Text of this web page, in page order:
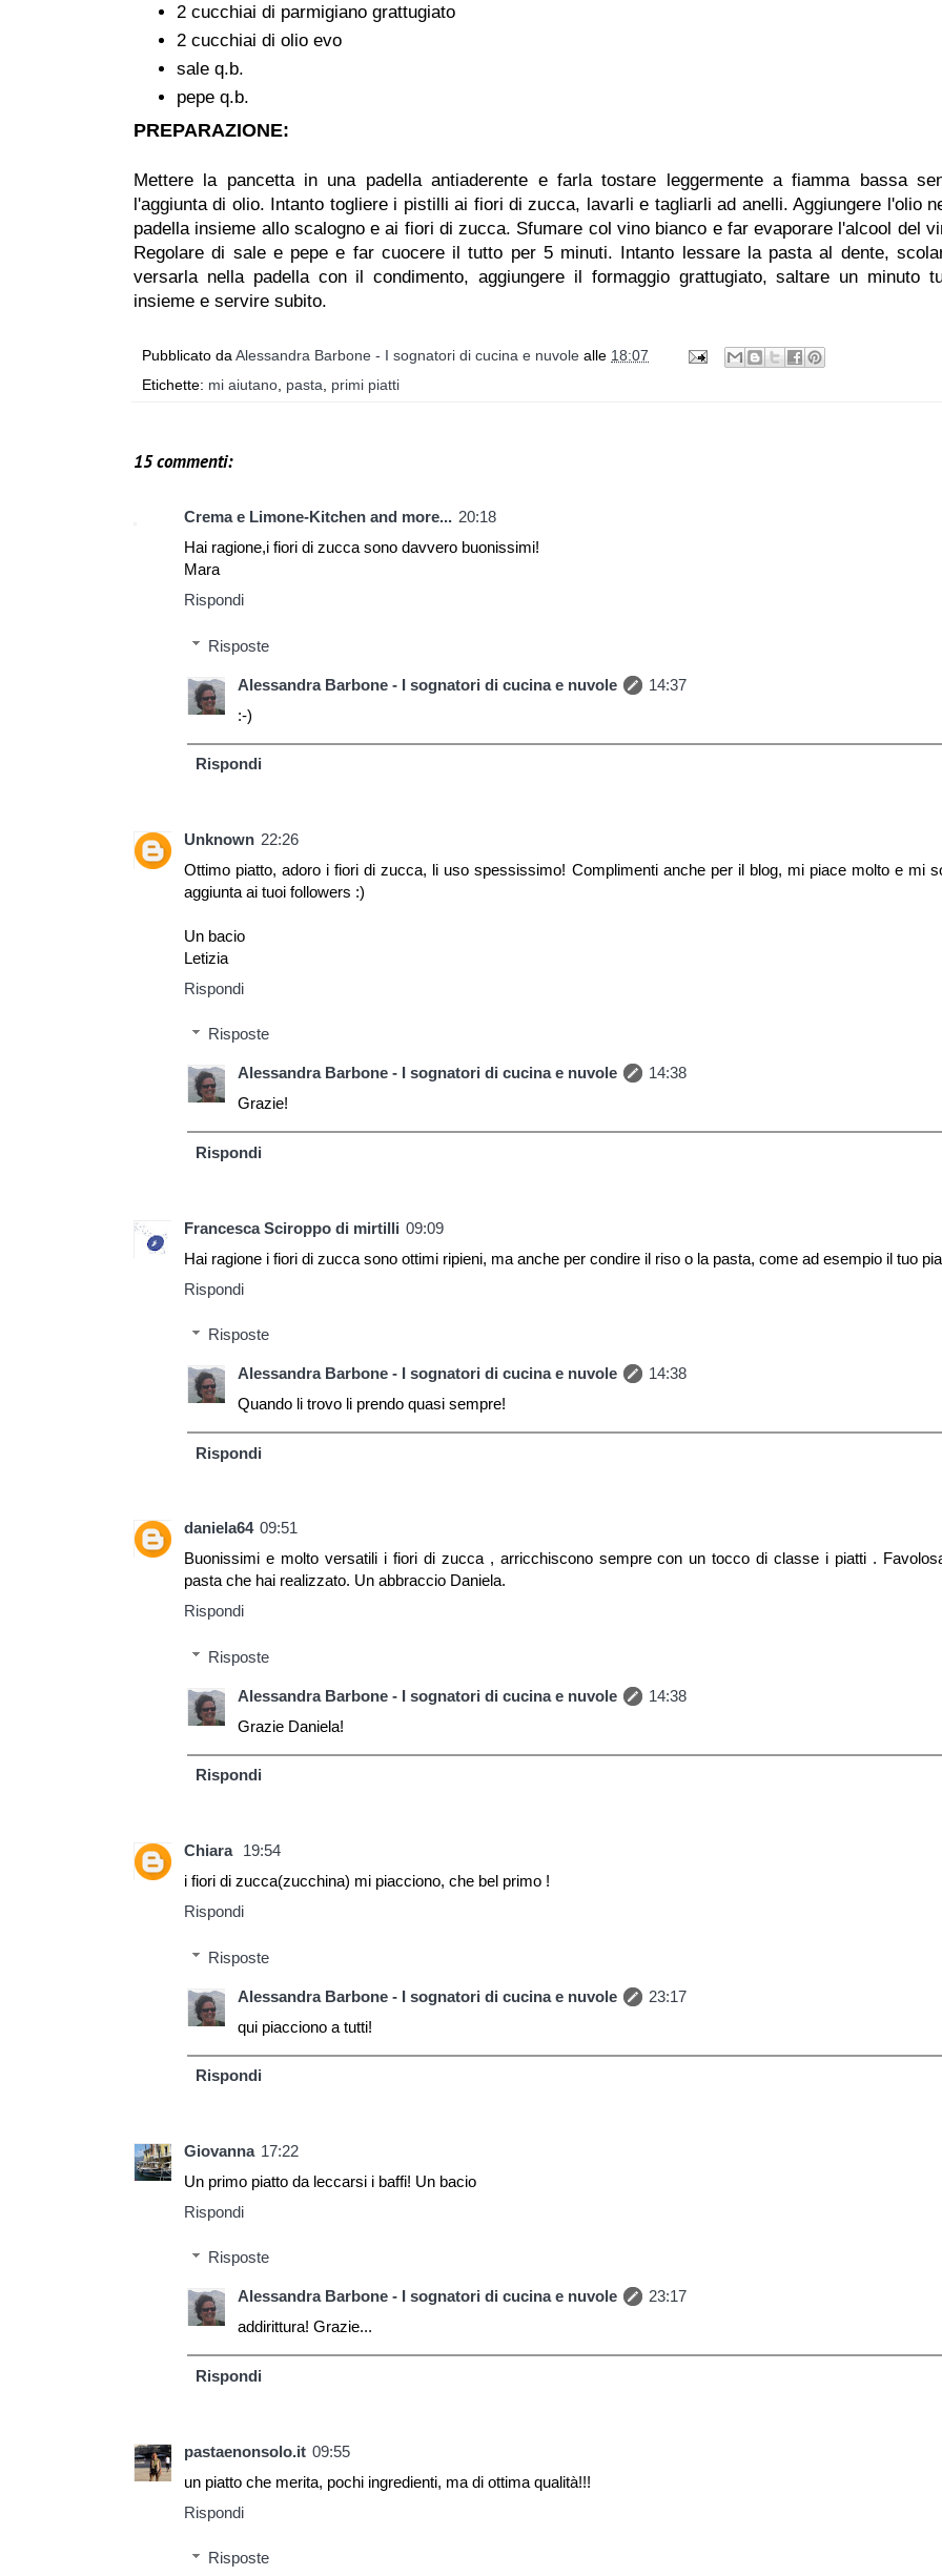
2 cucchiai di parmigiano grattugiato
2 cucchiai di olio evo
sale q.b.
pepe q.b.
PREPARAZIONE:
Mettere la pancetta in una padella antiaderente e farla tostare leggermente a fiamma bassa
l'aggiunta di olio. Intanto togliere i pistilli ai fiori di zucca, lavarli e tagliarli ad anelli. Aggiungere l'olio
padella insieme allo scalogno e ai fiori di zucca. Sfumare col vino bianco e far evaporare l'alcool del
Regolare di sale e pepe e far cuocere il tutto per 5 minuti. Intanto lessare la pasta al dente,
versarla nella padella con il condimento, aggiungere il formaggio grattugiato, saltare un minuto
insieme e servire subito.
Pubblicato da Alessandra Barbone - I sognatori di cucina e nuvole alle 18:07
Etichette: mi aiutano, pasta, primi piatti
15 commenti:
Crema e Limone-Kitchen and more... 20:18
Hai ragione,i fiori di zucca sono davvero buonissimi!
Mara
Rispondi
Risposte
Alessandra Barbone - I sognatori di cucina e nuvole
14:37
:-)
Rispondi
Unknown 22:26
Ottimo piatto, adoro i fiori di zucca, li uso spessissimo! Complimenti anche per il blog, mi piace molto e mi
aggiunta ai tuoi followers :)
Un bacio
Letizia
Rispondi
Risposte
Alessandra Barbone - I sognatori di cucina e nuvole
14:38
Grazie!
Rispondi
Francesca Sciroppo di mirtilli 09:09
Hai ragione i fiori di zucca sono ottimi ripieni, ma anche per condire il riso o la pasta, come ad esempio il tuo
Rispondi
Risposte
Alessandra Barbone - I sognatori di cucina e nuvole
14:38
Quando li trovo li prendo quasi sempre!
Rispondi
daniela64 09:51
Buonissimi e molto versatili i fiori di zucca , arricchiscono sempre con un tocco di classe i piatti .
pasta che hai realizzato. Un abbraccio Daniela.
Rispondi
Risposte
Alessandra Barbone - I sognatori di cucina e nuvole
14:38
Grazie Daniela!
Rispondi
Chiara 19:54
i fiori di zucca(zucchina) mi piacciono, che bel primo !
Rispondi
Risposte
Alessandra Barbone - I sognatori di cucina e nuvole
23:17
qui piacciono a tutti!
Rispondi
Giovanna 17:22
Un primo piatto da leccarsi i baffi! Un bacio
Rispondi
Risposte
Alessandra Barbone - I sognatori di cucina e nuvole
23:17
addirittura! Grazie...
Rispondi
pastaenonsolo.it 09:55
un piatto che merita, pochi ingredienti, ma di ottima qualità!!!
Rispondi
Risposte